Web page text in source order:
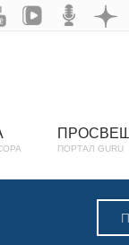
ПОРТАЛ GURU